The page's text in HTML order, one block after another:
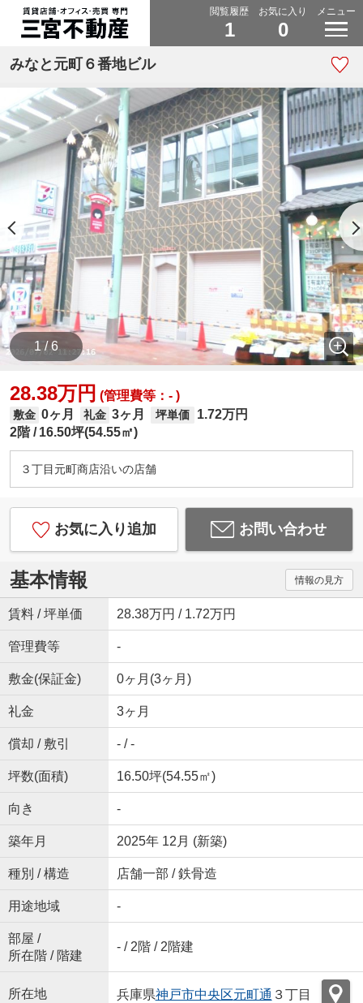
閲覧履歴
1
お気に入り
0
メニュー
みなと元町６番地ビル
1 / 6
28.38万円 (管理費等：- )
敷金 0ヶ月 礼金 3ヶ月 坪単価
1.72万円
2階
16.50坪(54.55㎡)
３丁目元町商店沿いの店舗
お気に入り追加 お問い合わせ
基本情報 情報の見方
賃料 / 坪単価 28.38万円 / 1.72万円
管理費等 -
敷金(保証金) 0ヶ月(3ヶ月)
礼金 3ヶ月
償却 / 敷引 - / -
坪数(面積) 16.50坪(54.55㎡)
向き -
築年月 2025年 12月 (新築)
種別 / 構造 店舗一部 / 鉄骨造
用途地域 -
部屋 /
所在階 / 階建
- / 2階 / 2階建
所在地 兵庫県神戸市中央区元町通 ３丁目